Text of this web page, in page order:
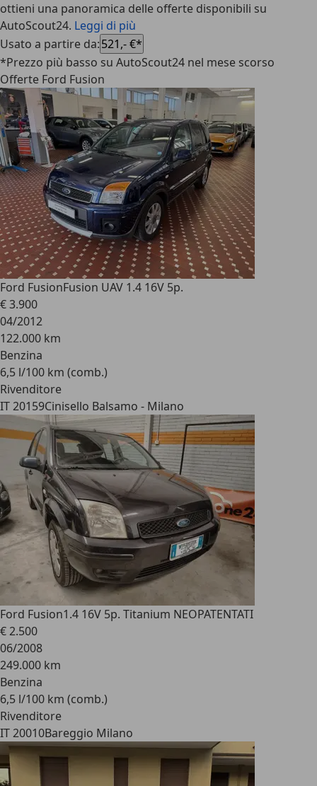
ottieni una panoramica delle offerte disponibili su
AutoScout24. Leggi di più
Usato a partire da:521,- €*
*Prezzo più basso su AutoScout24 nel mese scorso
Offerte Ford Fusion
Ford FusionFusion UAV 1.4 16V 5p.
€ 3.900
04/2012
122.000 km
Benzina
6,5 l/100 km (comb.)
Rivenditore
IT 20159Cinisello Balsamo - Milano
Ford Fusion1.4 16V 5p. Titanium NEOPATENTATI
€ 2.500
06/2008
249.000 km
Benzina
6,5 l/100 km (comb.)
Rivenditore
IT 20010Bareggio Milano